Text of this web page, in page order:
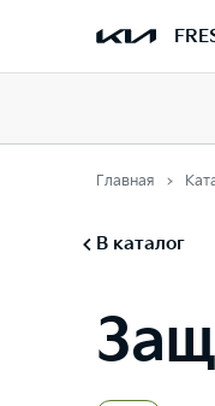
Главная
В каталог